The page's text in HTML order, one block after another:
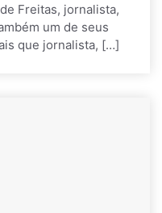
Freitas, jornalista,
um de seus
que jornalista, […]